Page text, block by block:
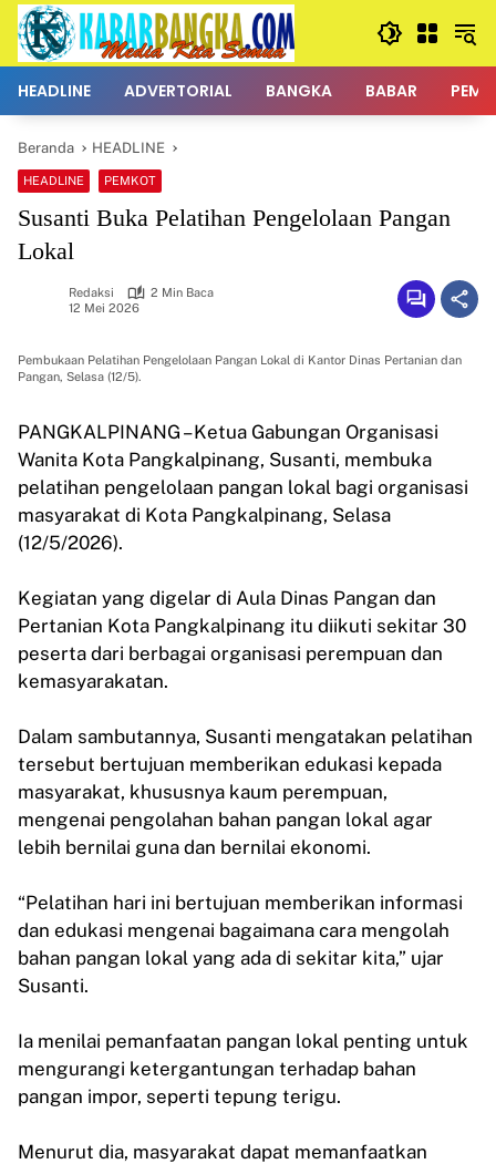
Langsung
konten
HEADLINE ADVERTORIAL BANGKA BABAR
Beranda HEADLINE
HEADLINE PEMKOT
Susanti Buka Pelatihan Pengelolaan Pangan
Lokal
Redaksi
2 Min Baca
12 Mei 2026
Pembukaan Pelatihan Pengelolaan Pangan Lokal di Kantor Dinas Pertanian dan
Pangan, Selasa (12/5).
PANGKALPINANG – Ketua Gabungan Organisasi
Wanita Kota Pangkalpinang, Susanti, membuka
pelatihan pengelolaan pangan lokal bagi organisasi
masyarakat di Kota Pangkalpinang, Selasa
(12/5/2026).
Kegiatan yang digelar di Aula Dinas Pangan dan
Pertanian Kota Pangkalpinang itu diikuti sekitar 30
peserta dari berbagai organisasi perempuan dan
kemasyarakatan.
Dalam sambutannya, Susanti mengatakan pelatihan
tersebut bertujuan memberikan edukasi kepada
masyarakat, khususnya kaum perempuan,
mengenai pengolahan bahan pangan lokal agar
lebih bernilai guna dan bernilai ekonomi.
“Pelatihan hari ini bertujuan memberikan informasi
dan edukasi mengenai bagaimana cara mengolah
bahan pangan lokal yang ada di sekitar kita,” ujar
Susanti.
Ia menilai pemanfaatan pangan lokal penting untuk
mengurangi ketergantungan terhadap bahan
pangan impor, seperti tepung terigu.
Menurut dia, masyarakat dapat memanfaatkan